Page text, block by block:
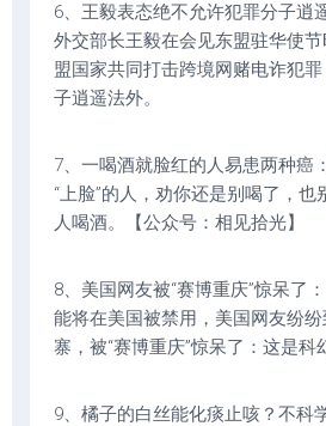
6、王毅表态绝不允许犯罪分子逍
外交部长王毅在会见东盟驻华使
盟国家共同打击跨境网赌电诈犯
子逍遥法外。
7、一喝酒就脸红的人易患两种癌
“上脸”的人，劝你还是别喝了，
人喝酒。【公众号：相见拾光】
8、美国网友被“赛博重庆”惊呆了
能将在美国被禁用，美国网友纷
寨，被“赛博重庆”惊呆了：这是科
9、橘子的白丝能化痰止咳？不科